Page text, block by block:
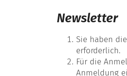
Newsletter
Sie haben
erforderlich.
Für die
Anmeldung